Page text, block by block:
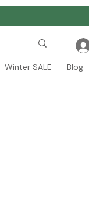
Winter SALE Blog